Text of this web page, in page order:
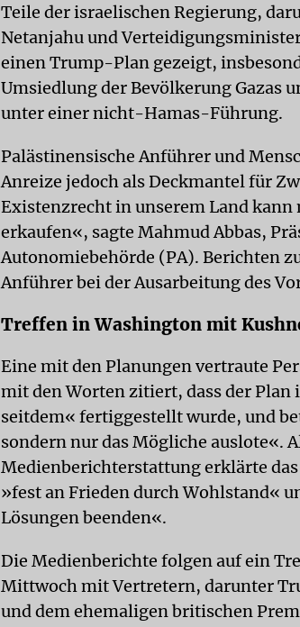
Teile der israelischen Regierung,
Netanjahu und
einen Trump-Plan gezeigt,
Umsiedlung der Bevölkerung Gazas
unter einer nicht-Hamas-Führung.
Palästinensische Anführer und
Anreize jedoch als Deckmantel für
Existenzrecht in unserem Land
erkaufen«, sagte Mahmud Abbas,
Autonomiebehörde (PA). Berichten
Anführer bei der Ausarbeitung des
Treffen in Washington mit
Eine mit den Planungen vertraute
mit den Worten zitiert, dass der
seitdem« fertiggestellt wurde, und
sondern nur das Mögliche auslote«.
Medienberichterstattung erklärte
»fest an Frieden durch Wohlstand«
Lösungen beenden«.
Die Medienberichte folgen auf ein
Mittwoch mit Vertretern, darunter
und dem ehemaligen britischen